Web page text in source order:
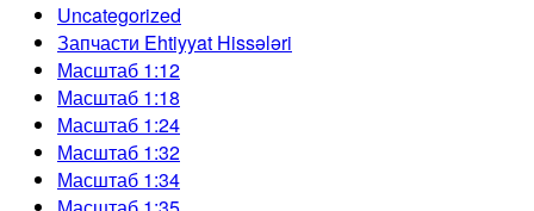
Uncategorized
Запчасти Ehtiyyat Hissələri
Масштаб 1:12
Масштаб 1:18
Масштаб 1:24
Масштаб 1:32
Масштаб 1:34